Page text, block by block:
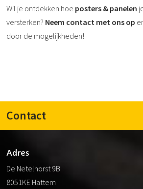
Wil je ontdekken hoe posters & panelen
versterken? Neem contact met ons op
door de mogelijkheden!
Contact
Adres
De Netelhorst 9B
8051KE Hattem